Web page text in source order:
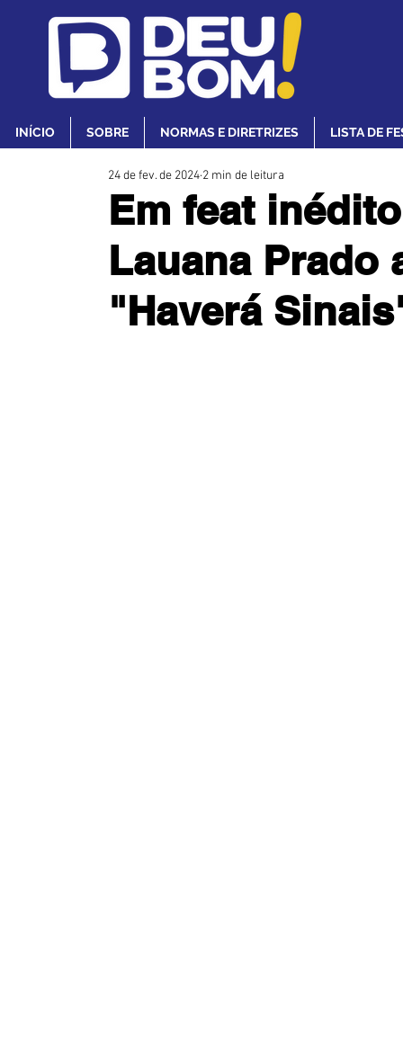
INÍCIO SOBRE NORMAS E DIRETRIZES LISTA DE
Em feat
Lauana Prado
"Haverá
24 de fev. de 2024 2 min de leitura